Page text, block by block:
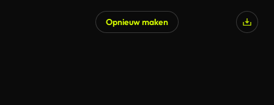
Opnieuw maken